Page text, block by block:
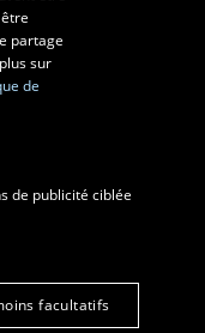
réservés
partage
sur
de
de publicité ciblée
facultatifs